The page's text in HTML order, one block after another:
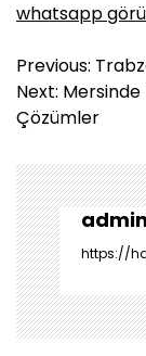
whatsapp
Y
a
z
g
e
z
i
n
m
e
Previous:
Next: Mersinde
Çözümler
admin
https://